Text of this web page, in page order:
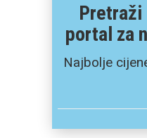
Pretraži
portal za
Najbolje